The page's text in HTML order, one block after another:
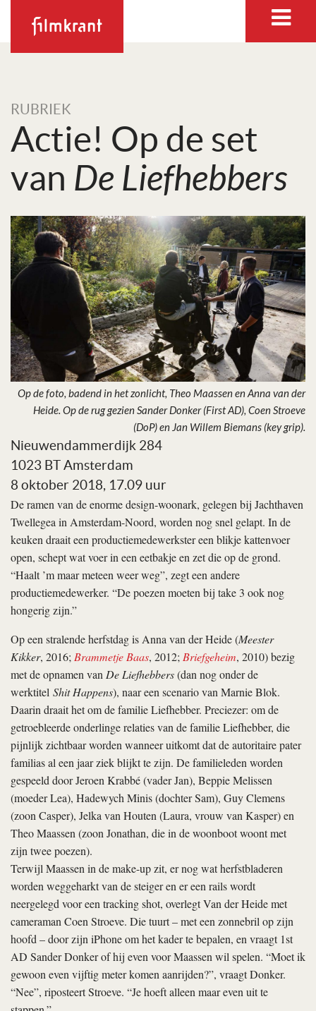
RUBRIEK
Actie! Op de set
van De Liefhebbers
Op de foto, badend in het zonlicht, Theo Maassen en Anna van der
Heide. Op de rug gezien Sander Donker (First AD), Coen Stroeve
(DoP) en Jan Willem Biemans (key grip).
Nieuwendammerdijk 284
1023 BT Amsterdam
8 oktober 2018, 17.09 uur
De ramen van de enorme design-woonark, gelegen bij Jachthaven
Twellegea in Amsterdam-Noord, worden nog snel gelapt. In de
keuken draait een productiemedewerkster een blikje kattenvoer
open, schept wat voer in een eetbakje en zet die op de grond.
“Haalt ’m maar meteen weer weg”, zegt een andere
productiemedewerker. “De poezen moeten bij take 3 ook nog
hongerig zijn.”
Op een stralende herfstdag is Anna van der Heide (Meester
Kikker, 2016;Brammetje Baas, 2012;Briefgeheim, 2010) bezig
met de opnamen vanDe Liefhebbers(dan nog onder de
werktitel Shit Happens), naar een scenario van Marnie Blok.
Daarin draait het om de familie Liefhebber. Preciezer: om de
getroebleerde onderlinge relaties van de familie Liefhebber, die
pijnlijk zichtbaar worden wanneer uitkomt dat de autoritaire pater
familias al een jaar ziek blijkt te zijn. De familieleden worden
gespeeld door Jeroen Krabbé (vader Jan), Beppie Melissen
(moeder Lea), Hadewych Minis (dochter Sam), Guy Clemens
(zoon Casper), Jelka van Houten (Laura, vrouw van Kasper) en
Theo Maassen (zoon Jonathan, die in de woonboot woont met
zijn twee poezen).
Terwijl Maassen in de make-up zit, er nog wat herfstbladeren
worden weggeharkt van de steiger en er een rails wordt
neergelegd voor een tracking shot, overlegt Van der Heide met
cameraman Coen Stroeve. Die tuurt – met een zonnebril op zijn
hoofd – door zijn iPhone om het kader te bepalen, en vraagt 1st
AD Sander Donker of hij even voor Maassen wil spelen. “Moet ik
gewoon even vijftig meter komen aanrijden?”, vraagt Donker.
“Nee”, riposteert Stroeve. “Je hoeft alleen maar even uit te